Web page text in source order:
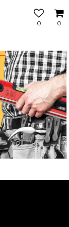
0
0